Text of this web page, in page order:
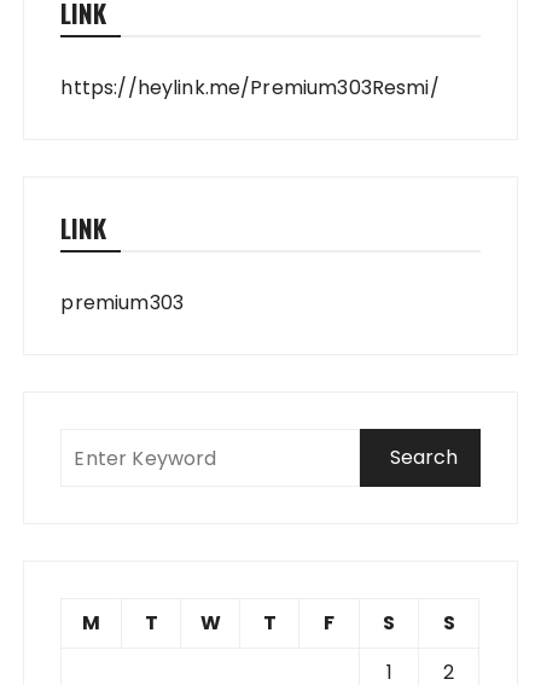
LINK
https://heylink.me/Premium303Resmi/
LINK
premium303
M T W T F S
S
1
2